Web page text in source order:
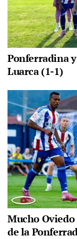
Ponferradina
Luarca (1-1)
Mucho
de la